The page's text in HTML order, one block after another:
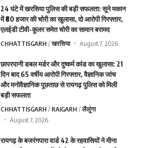
24 घंटे में खरसिया पुलिस की बड़ी सफलता: सूने मकान
में ₹80 हजार की चोरी का खुलासा, दो आरोपी गिरफ्तार,
एलईडी टीवी-कूलर समेत चोरी का सामान बरामद
CHHATTISGARH खरसिया August 7, 2026
छापरपानी डबल मर्डर और दुष्कर्म कांड का खुलासा: 21
दिन बाद 65 वर्षीय आरोपी गिरफ्तार, वैज्ञानिक जांच
और मनोवैज्ञानिक पूछताछ से रायगढ़ पुलिस को मिली
बड़ी सफलता
CHHATTISGARH RAIGARH
लैलूंगा
August 7, 2026
रायगढ़ के बजरंगपारा वार्ड 42 के रहवासियों ने मीना